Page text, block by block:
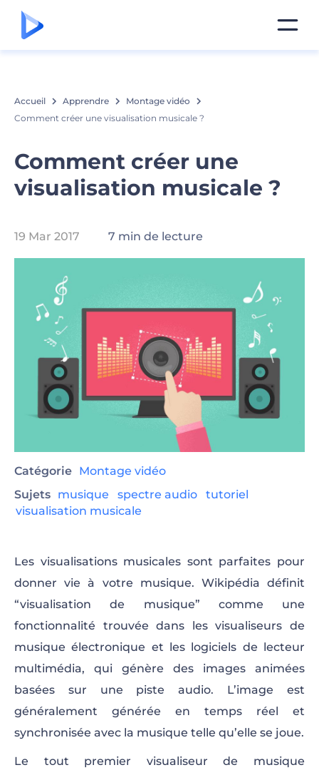
Accueil Apprendre
Montage vidéo
Comment créer une visualisation musicale ?
Comment créer une
visualisation musicale ?
19 Mar 2017 7 min de lecture
Catégorie Montage vidéo
Sujets musique spectre audio
tutoriel
visualisation musicale
Les visualisations musicales sont parfaites pour
donner vie à votre musique. Wikipédia définit
“visualisation de musique” comme une
fonctionnalité trouvée dans les visualiseurs de
musique électronique et les logiciels de lecteur
multimédia, qui génère des images animées
basées sur une piste audio. L’image est
généralement générée en temps réel et
synchronisée avec la musique telle qu’elle se joue.
Le tout premier visualiseur de musique